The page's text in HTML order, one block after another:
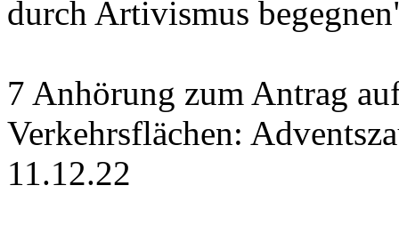
durch Artivismus
7 Anhörung zum Antrag
Verkehrsflächen:
11.12.22